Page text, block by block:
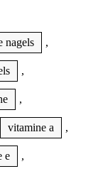
nagels ,
,
,
vitamine a ,
e ,